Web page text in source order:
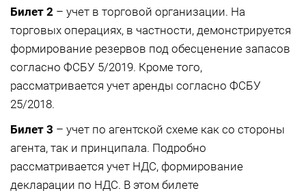
Билет 2 – учет в торговой организации. На
торговых операциях, в частности, демонстрируется
формирование резервов под обесценение запасов
согласно ФСБУ 5/2019. Кроме того,
рассматривается учет аренды согласно ФСБУ
25/2018.
Билет 3 – учет по агентской схеме как со стороны
агента, так и принципала. Подробно
рассматривается учет НДС, формирование
декларации по НДС. В этом билете